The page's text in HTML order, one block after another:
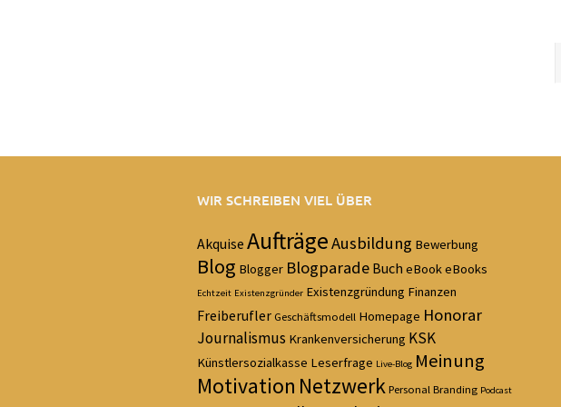
WIR SCHREIBEN VIEL ÜBER
Akquise AufträgeAusbildung Bewerbung
Blog Blogger Blogparade Buch eBookeBooks
Echtzeit Existenzgründer Existenzgründung Finanzen
Freiberufler Geschäftsmodell Homepage Honorar
Journalismus Krankenversicherung KSK
Künstlersozialkasse Leserfrage Live-Blog Meinung
Motivation Netzwerk Personal Branding Podcast